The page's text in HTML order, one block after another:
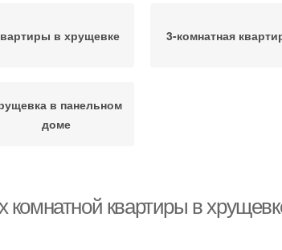
в хрущевке 3-комнатная
в панельном
доме
комнатной квартиры в